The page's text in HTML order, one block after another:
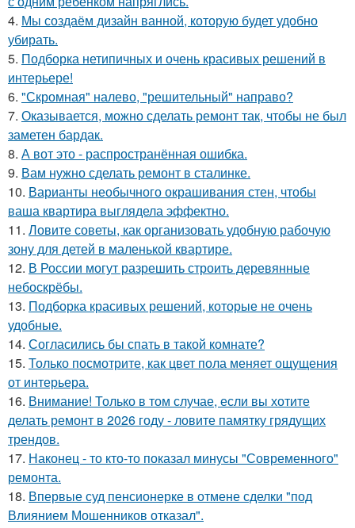
4. Мы создаём дизайн ванной, которую будет удобно
убирать.
5. Подборка нетипичных и очень красивых решений в
интерьере!
6. "Скромная" налево, "решительный" направо?
7. Оказывается, можно сделать ремонт так, чтобы не был
заметен бардак.
8. А вот это - распространённая ошибка.
9. Вам нужно сделать ремонт в сталинке.
10. Варианты необычного окрашивания стен, чтобы
ваша квартира выглядела эффектно.
11. Ловите советы, как организовать удобную рабочую
зону для детей в маленькой квартире.
12. В России могут разрешить строить деревянные
небоскрёбы.
13. Подборка красивых решений, которые не очень
удобные.
14. Согласились бы спать в такой комнате?
15. Только посмотрите, как цвет пола меняет ощущения
от интерьера.
16. Внимание! Только в том случае, если вы хотите
делать ремонт в 2026 году - ловите памятку грядущих
трендов.
17. Наконец - то кто-то показал минусы "Современного"
ремонта.
18. Впервые суд пенсионерке в отмене сделки "под
Влиянием Мошенников отказал".